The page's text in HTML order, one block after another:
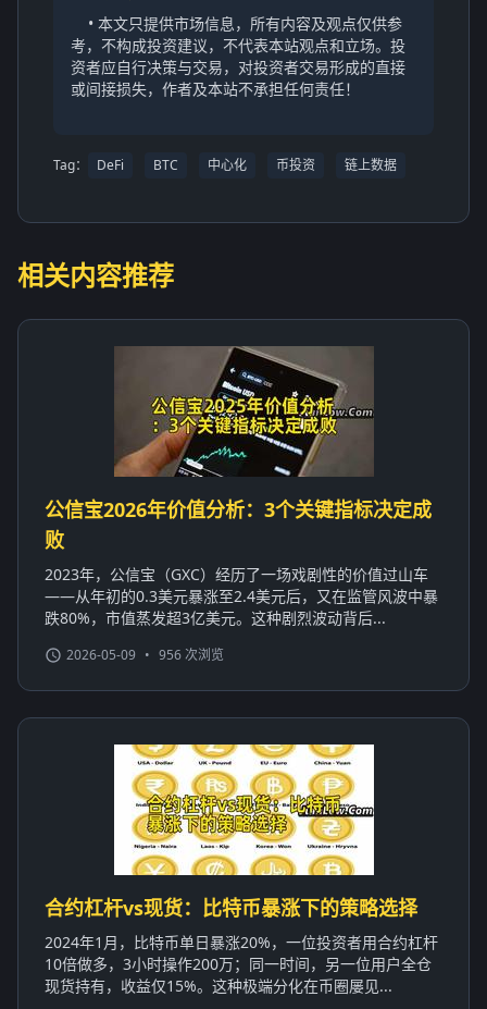
• 本文只提供市场信息，所有内容及观点仅供参
考，不构成投资建议，不代表本站观点和立场。投
资者应自行决策与交易，对投资者交易形成的直接
或间接损失，作者及本站不承担任何责任！
Tag： DeFi BTC 中心化 币投资 链上数据
相关内容推荐
公信宝2026年价值分析：3个关键指标决定成
败
2023年，公信宝（GXC）经历了一场戏剧性的价值过山车
——从年初的0.3美元暴涨至2.4美元后，又在监管风波中暴
跌80%，市值蒸发超3亿美元。这种剧烈波动背后...
2026-05-09 • 956 次浏览
合约杠杆vs现货：比特币暴涨下的策略选择
2024年1月，比特币单日暴涨20%，一位投资者用合约杠杆
10倍做多，3小时操作200万；同一时间，另一位用户全仓
现货持有，收益仅15%。这种极端分化在币圈屡见...